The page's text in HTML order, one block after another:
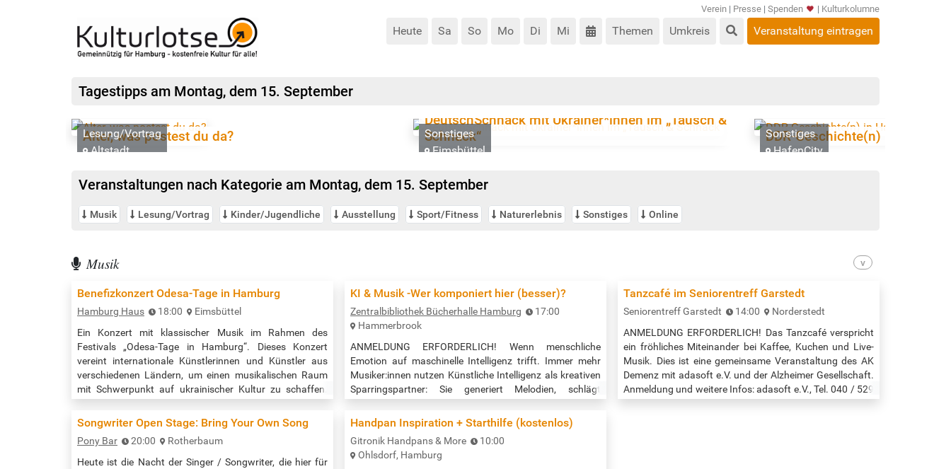
Verein | Presse | Spenden | Kulturkolumne
Heute Sa So Mo Di Mi Themen Umkreis Veranstaltung eintragen
Tagestipps am Montag, dem 15. September
Alter, was postest du da?
Lesung/Vortrag
Altstadt
DeutschSchnack mit Ukrainer*innen im „Tausch &
Schnack“
Sonstiges
Eimsbüttel
DDR-Geschichte(n) in
Sonstiges
HafenCity
Veranstaltungen nach Kategorie am Montag, dem 15. September
Musik Lesung/Vortrag Kinder/Jugendliche Ausstellung Sport/Fitness Naturerlebnis Sonstiges Online
Musik
Benefizkonzert Odesa-Tage in Hamburg
Hamburg Haus 18:00
Eimsbüttel
Ein Konzert mit klassischer Musik im Rahmen des
Festivals „Odesa-Tage in Hamburg“. Dieses Konzert
vereint internationale Künstlerinnen und Künstler aus
verschiedenen Ländern, um einen musikalischen Raum
mit Schwerpunkt auf ukrainischer Kultur zu schaffen.
Komponisten, verwoben mit Musik aus Frankreich,
Deutschland, Italien, Amerika und anderen Nationen. Das
Konzept des Konzerts ist ein Dialog der Kulturen:…
KI & Musik -Wer komponiert hier (besser)?
Zentralbibliothek Bücherhalle Hamburg
17:00
Hammerbrook
ANMELDUNG ERFORDERLICH! Wenn menschliche
Emotion auf maschinelle Intelligenz trifft. Immer mehr
Musiker:innen nutzen Künstliche Intelligenz als kreativen
Sparringspartner: Sie generiert Melodien, schlägt
Doch wo endet die Unterstützung – und wo beginnt die
künstlerische Handschrift der Maschine? Erkennt man
eigentlich mit KI-erstellt Musikstücke? KI kann in
Sekunden tausende Musikstücke…
Tanzcafé im Seniorentreff Garstedt
Seniorentreff Garstedt 14:00
Norderstedt
ANMELDUNG ERFORDERLICH! Das Tanzcafé verspricht
ein fröhliches Miteinander bei Kaffee, Kuchen und Live-
Musik. Dies ist eine gemeinsame Veranstaltung des AK
Demenz mit adasoft e.V. und der Alzheimer Gesellschaft.
Anmeldung und weitere Infos: adasoft e.V., Tel. 040 / 529
Songwriter Open Stage: Bring Your Own Song
Pony Bar 20:00
Rotherbaum
Heute ist die Nacht der Singer / Songwriter, die hier für
Handpan Inspiration + Starthilfe (kostenlos)
Gitronik Handpans & More
10:00
Ohlsdorf, Hamburg